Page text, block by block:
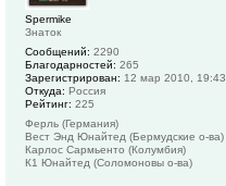
Spermike
Знаток
Сообщений: 2290
Благодарностей: 265
Зарегистрирован: 12 мар 2010, 19:43
Откуда: Россия
Рейтинг: 225
Ферль (Германия)
Вест Энд Юнайтед (Бермудские о-ва)
Карлос Сармьенто (Колумбия)
К1 Юнайтед (Соломоновы о-ва)